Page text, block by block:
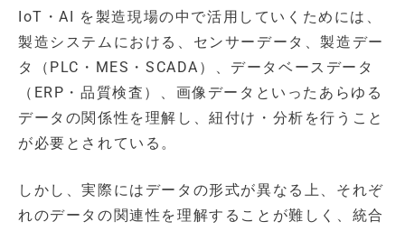
IoT・AI を製造現場の中で活用していくためには、
製造システムにおける、センサーデータ、製造デー
タ（PLC・MES・SCADA）、データベースデータ
（ERP・品質検査）、画像データといったあらゆる
データの関係性を理解し、紐付け・分析を行うこと
が必要とされている。
しかし、実際にはデータの形式が異なる上、それぞ
れのデータの関連性を理解することが難しく、統合